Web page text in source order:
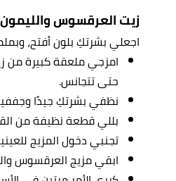
زيت العرقسوس
اجعلي بشرتكِ بلون أفتح،
امزجي ملعقة كبيرة من
حتى تتجانس.
نظفي بشرتكِ جيدًا
بللي قطعة نظيفة من
تجنبي دخول المزيج
ابقي مزيج العرقسوس والليمون لمدة 10 دقائق على بشرتكِ